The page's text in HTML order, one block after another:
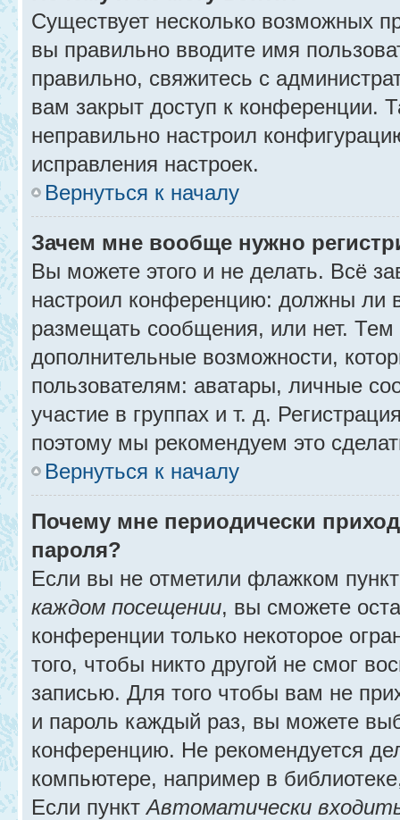
Существует несколько возможных
вы правильно вводите имя
правильно, свяжитесь с
вам закрыт доступ к конференции.
неправильно настроил
исправления настроек.
Вернуться к началу
Зачем мне вообще нужно
Вы можете этого и не делать. Всё
настроил конференцию: должны ли
размещать сообщения, или нет.
дополнительные возможности,
пользователям: аватары, личные
участие в группах и т. д.
поэтому мы рекомендуем это
Вернуться к началу
Почему мне периодически
пароля?
Если вы не отметили флажком
каждом посещении, вы сможете
конференции только некоторое
того, чтобы никто другой не смог
записью. Для того чтобы вам не
и пароль каждый раз, вы можете
конференцию. Не рекомендуется
компьютере, например в
Если пунктАвтоматически